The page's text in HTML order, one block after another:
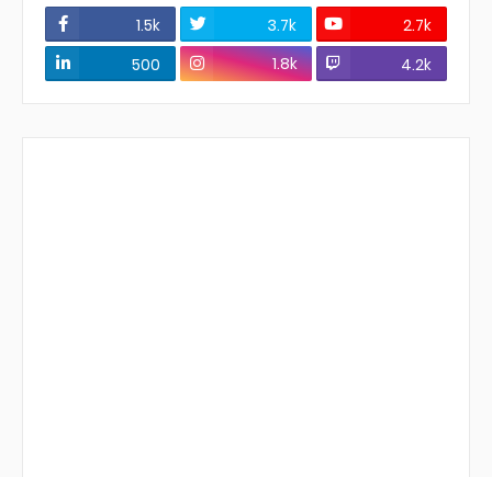
1.5k 3.7k
2.7k
500
1.8k 4.2k